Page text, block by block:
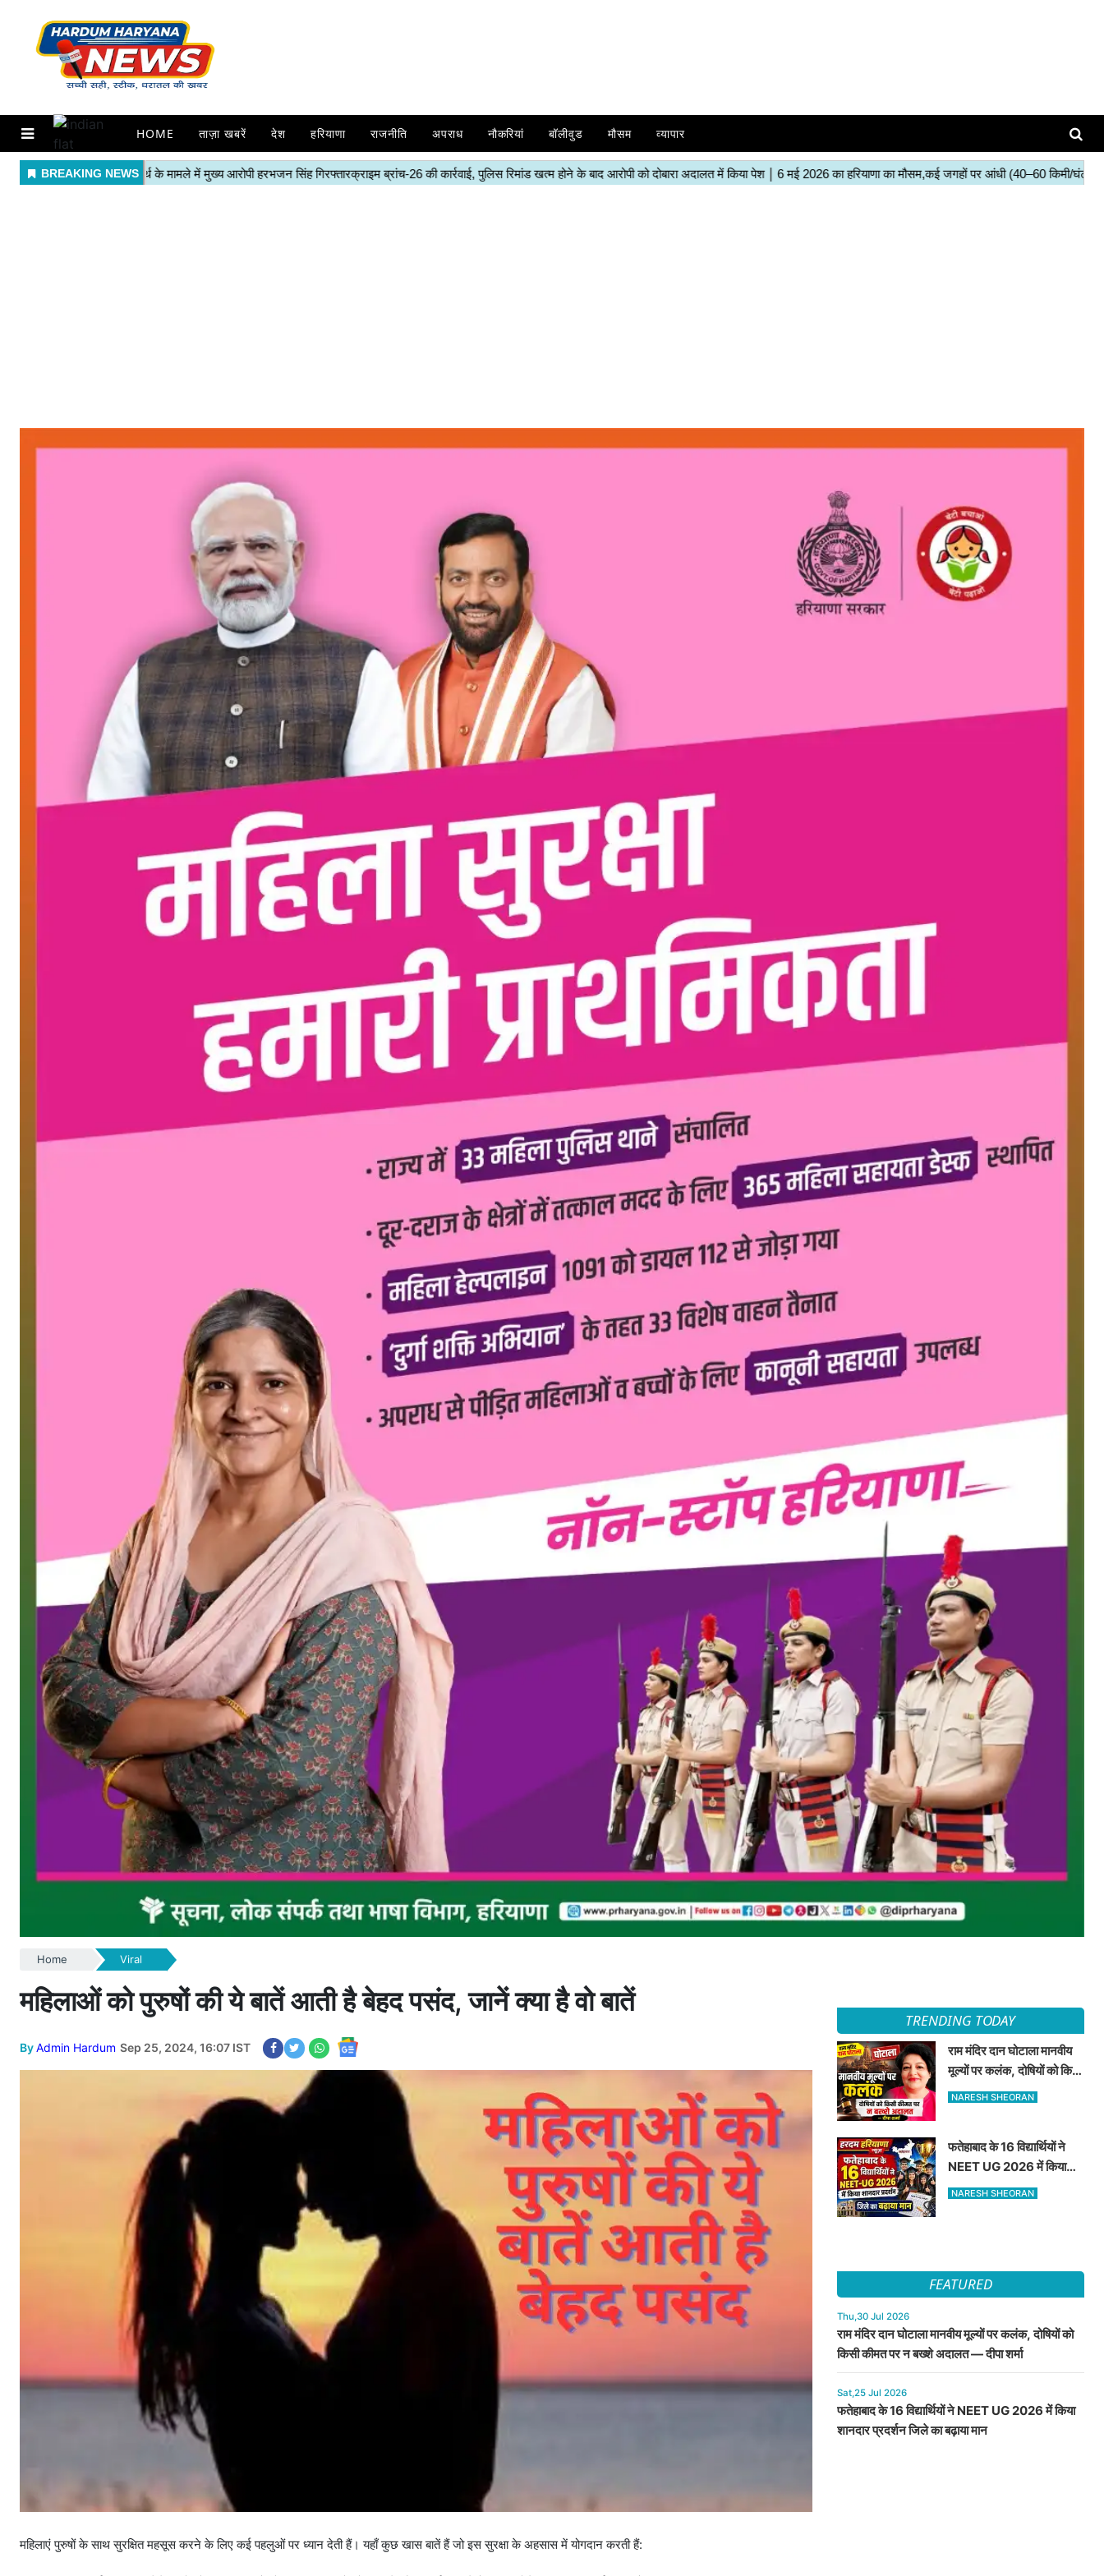
HOME ताज़ा खबरें देश हरियाणा राजनीति अपराध नौकरियां बॉलीवुड मौसम व्यापार
Home Viral
महिलाओं को पुरुषों की ये बातें आती है बेहद पसंद, जानें क्या है वो बातें
ByAdmin Hardum Sep 25, 2024, 16:07 IST
महिलाएं पुरुषों के साथ सुरक्षित महसूस करने के लिए कई पहलुओं पर ध्यान देती हैं। यहाँ कुछ खास बातें हैं जो इस सुरक्षा के अहसास में योगदान करती हैं:
TRENDING TODAY
राम मंदिर दान घोटाला मानवीय
मूल्यों पर कलंक, दोषियों को किसी
कीमत पर न बख्शे अदालत —
NARESH SHEORAN
फतेहाबाद के 16 विद्यार्थियों ने
NEET UG 2026 में किया
शानदार प्रदर्शन जिले का बढ़ाया
NARESH SHEORAN
FEATURED
Thu,30 Jul 2026
राम मंदिर दान घोटाला मानवीय मूल्यों पर कलंक, दोषियों को
किसी कीमत पर न बख्शे अदालत — दीपा शर्मा
Sat,25 Jul 2026
फतेहाबाद के 16 विद्यार्थियों ने NEET UG 2026 में किया
शानदार प्रदर्शन जिले का बढ़ाया मान